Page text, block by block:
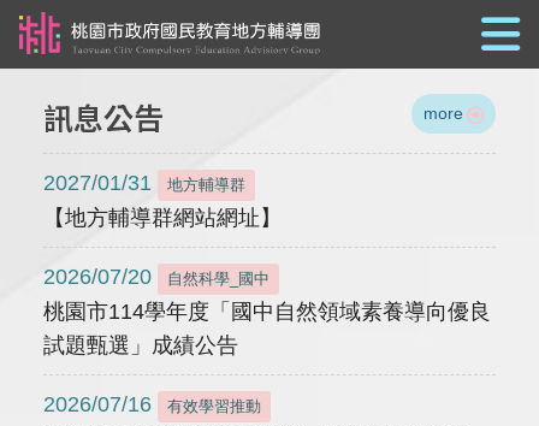
訊息公告 more
2027/01/31 地方輔導群
【地方輔導群網站網址】
2026/07/20 自然科學_國中
桃園市114學年度「國中自然領域素養導向優良
試題甄選」成績公告
2026/07/16 有效學習推動